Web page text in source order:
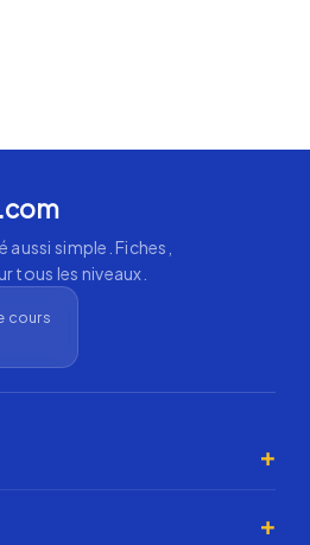
simple. Fiches,
tous les niveaux.
cours
+
+